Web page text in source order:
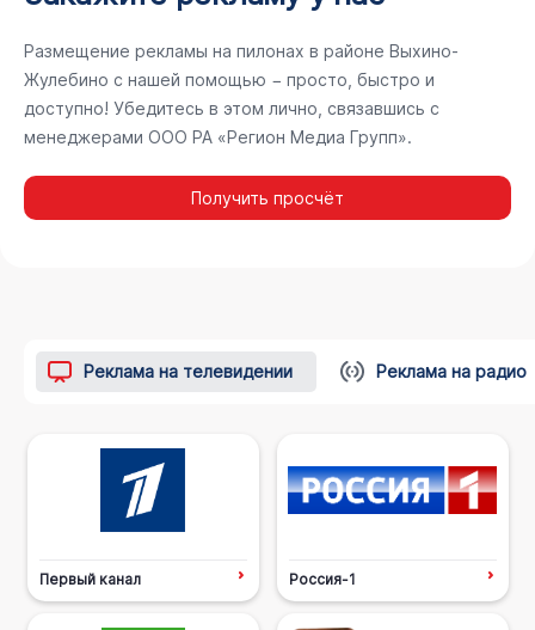
Размещение рекламы на пилонах в районе Выхино-
Жулебино с нашей помощью − просто, быстро и
доступно! Убедитесь в этом лично, связавшись с
менеджерами ООО РА «Регион Медиа Групп».
Получить просчёт
Реклама на телевидении Реклама на радио
Первый канал Россия-1